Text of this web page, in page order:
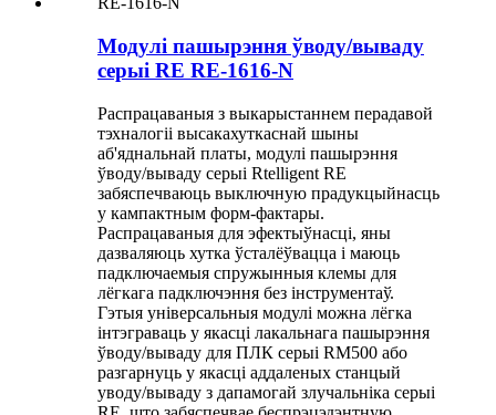
Модулі пашырэння ўводу/вываду
серыі RE RE-1616-N
Распрацаваныя з выкарыстаннем перадавой
тэхналогіі высакахуткаснай шыны
аб'яднальнай платы, модулі пашырэння
ўводу/вываду серыі Rtelligent RE
забяспечваюць выключную прадукцыйнасць
у кампактным форм-фактары.
Распрацаваныя для эфектыўнасці, яны
дазваляюць хутка ўсталёўвацца і маюць
падключаемыя спружынныя клемы для
лёгкага падключэння без інструментаў.
Гэтыя універсальныя модулі можна лёгка
інтэграваць у якасці лакальнага пашырэння
ўводу/вываду для ПЛК серыі RM500 або
разгарнуць у якасці аддаленых станцый
уводу/вываду з дапамогай злучальніка серыі